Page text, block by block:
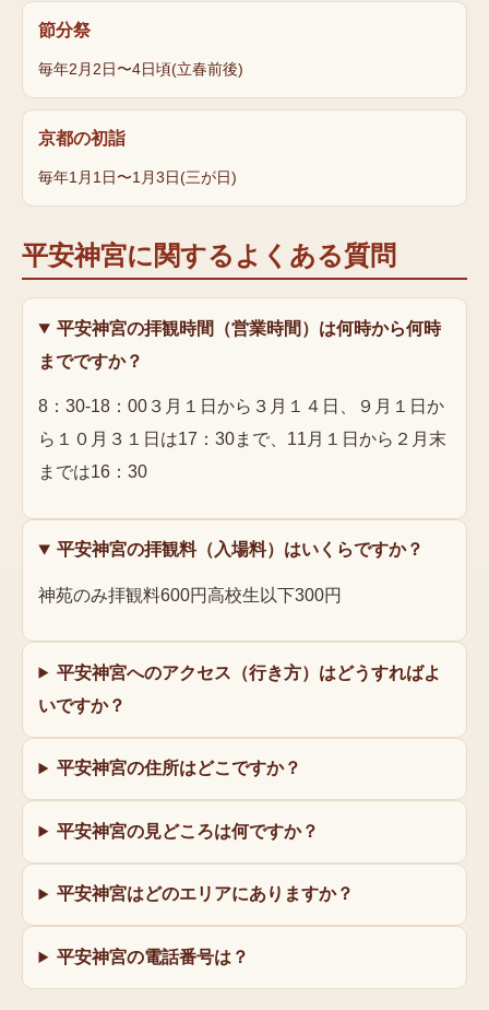
節分祭
毎年2月2日〜4日頃(立春前後)
京都の初詣
毎年1月1日〜1月3日(三が日)
平安神宮に関するよくある質問
平安神宮の拝観時間（営業時間）は何時から何時
までですか？
8：30-18：00３月１日から３月１４日、９月１日か
ら１０月３１日は17：30まで、11月１日から２月末
までは16：30
平安神宮の拝観料（入場料）はいくらですか？
神苑のみ拝観料600円高校生以下300円
平安神宮へのアクセス（行き方）はどうすればよ
いですか？
平安神宮の住所はどこですか？
平安神宮の見どころは何ですか？
平安神宮はどのエリアにありますか？
平安神宮の電話番号は？